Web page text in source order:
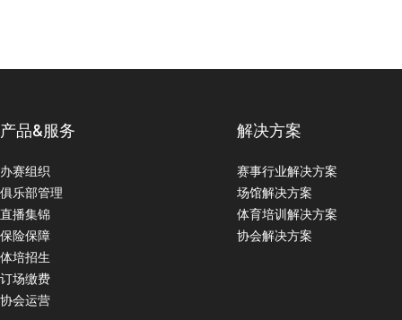
产品&服务
办赛组织
俱乐部管理
直播集锦
保险保障
体培招生
订场缴费
协会运营
解决方案
赛事行业解决方案
场馆解决方案
体育培训解决方案
协会解决方案